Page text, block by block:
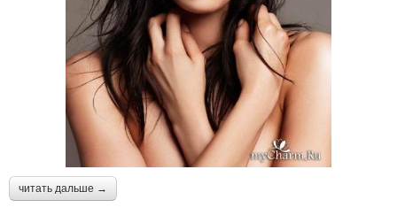
читать дальше →